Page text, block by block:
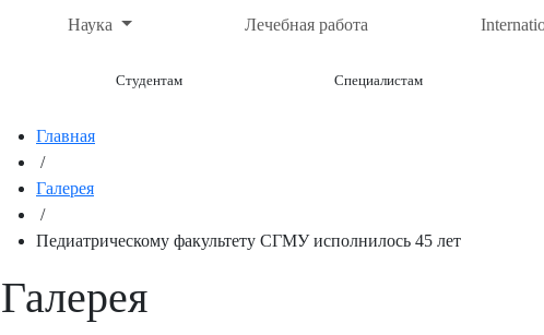
Наука Лечебная работа
Студентам Специалистам
Главная
/
Галерея
/
Педиатрическому факультету СГМУ исполнилось 45 лет
Галерея